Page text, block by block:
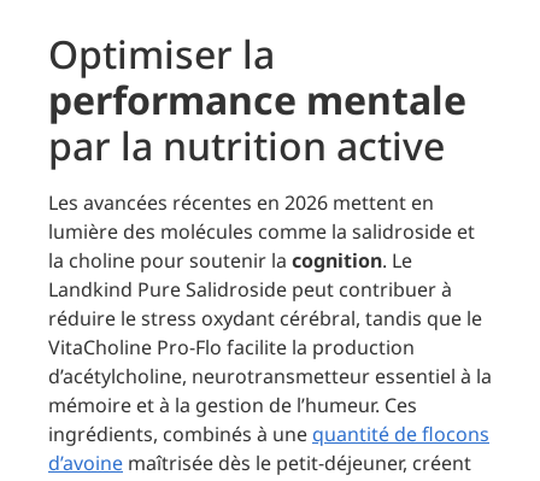
Optimiser la
performance mentale
par la nutrition active
Les avancées récentes en 2026 mettent en
lumière des molécules comme la salidroside et
la choline pour soutenir la cognition. Le
Landkind Pure Salidroside peut contribuer à
réduire le stress oxydant cérébral, tandis que le
VitaCholine Pro-Flo facilite la production
d’acétylcholine, neurotransmetteur essentiel à la
mémoire et à la gestion de l’humeur. Ces
ingrédients, combinés à une quantité de flocons
d’avoine maîtrisée dès le petit-déjeuner, créent